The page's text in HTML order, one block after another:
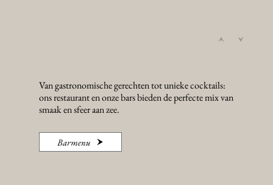
Van gastronomische gerechten tot unieke cocktails:
ons restaurant en onze bars bieden de perfecte mix van
smaak en sfeer aan zee.
Barmenu